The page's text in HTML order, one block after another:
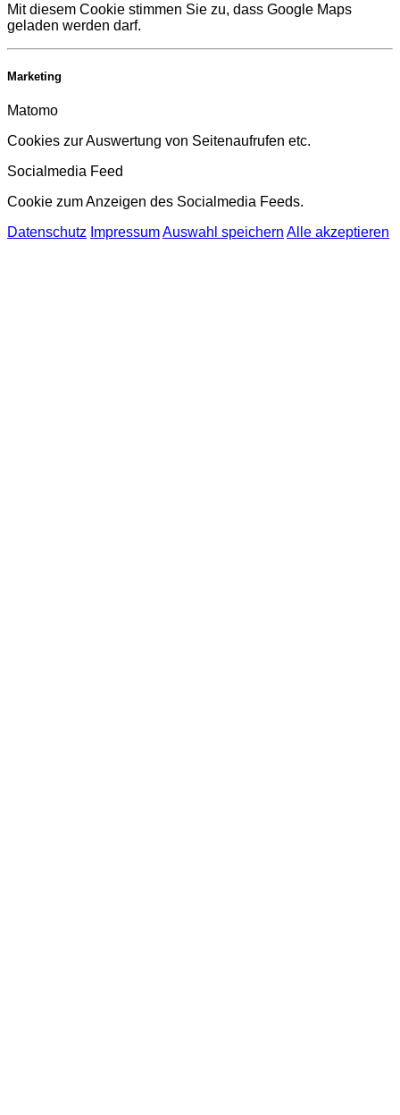
Mit diesem Cookie stimmen Sie zu, dass Google Maps
geladen werden darf.
Marketing
Matomo
Cookies zur Auswertung von Seitenaufrufen etc.
Socialmedia Feed
Cookie zum Anzeigen des Socialmedia Feeds.
Datenschutz ImpressumAuswahl speichern Alle akzeptieren